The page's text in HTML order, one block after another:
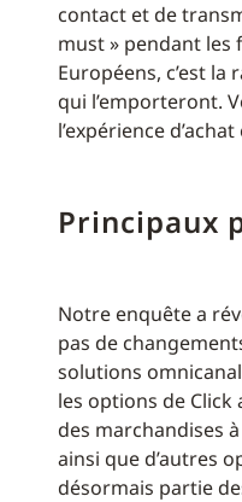
contact et de
must » pendant les
Européens, c’est
qui l’emporteront.
l’expérience
Principaux
Notre enquête a
pas de
solutions
les options de
des marchandises
ainsi que d’autres
désormais partie